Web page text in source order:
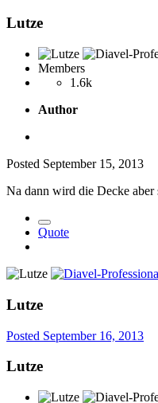
Lutze
Members
1.6k
Author
Posted September 15, 2013
Na dann wird die Decke
Quote
Lutze
Posted September 16, 2013
Lutze